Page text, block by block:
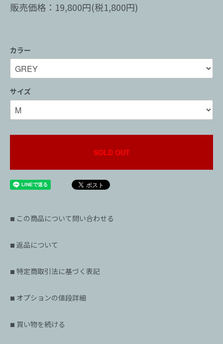
販売価格：19,800円(税1,800円)
カラー
サイズ
SOLD OUT
■ この商品について問い合わせる
■ 返品について
■ 特定商取引法に基づく表記
■ オプションの値段詳細
■ 買い物を続ける